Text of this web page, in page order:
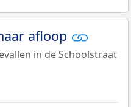
afloop
in de Schoolstraat